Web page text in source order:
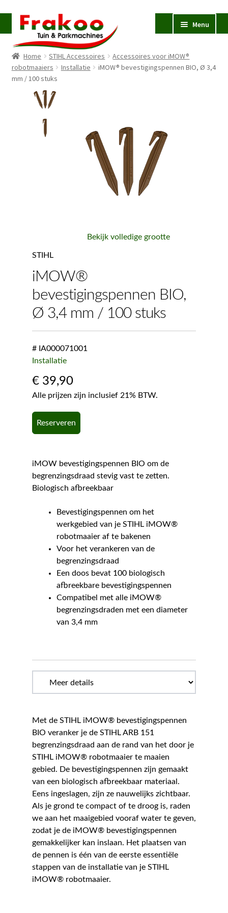
Ga
door
naar
navigatie
Ga
naar
de
inhoud
Menu
Homepage
Verkoop en Reparatie
Occasions
STIHL
Accessoires
Home STIHL Accessoires
Accessoires voor iMOW®
robotmaaiers
Installatie
iMOW® bevestigingspennen BIO, Ø 3,4
mm / 100 stuks
Bekijk volledige grootte
STIHL
iMOW®
bevestigingspennen BIO,
Ø 3,4 mm / 100 stuks
# IA000071001
Installatie
€39,90
Alle prijzen zijn inclusief 21% BTW.
Reserveren
iMOW bevestigingspennen BIO om de
begrenzingsdraad stevig vast te zetten.
Biologisch afbreekbaar
Bevestigingspennen om het
werkgebied van je STIHL iMOW®
robotmaaier af te bakenen
Voor het verankeren van de
begrenzingsdraad
Een doos bevat 100 biologisch
afbreekbare bevestigingspennen
Compatibel met alle iMOW®
begrenzingsdraden met een diameter
van 3,4 mm
Met de STIHL iMOW® bevestigingspennen
BIO veranker je de STIHL ARB 151
begrenzingsdraad aan de rand van het door je
STIHL iMOW® robotmaaier te maaien
gebied. De bevestigingspennen zijn gemaakt
van een biologisch afbreekbaar materiaal.
Eens ingeslagen, zijn ze nauwelijks zichtbaar.
Als je grond te compact of te droog is, raden
we aan het maaigebied vooraf water te geven,
zodat je de iMOW® bevestigingspennen
gemakkelijker kan inslaan. Het plaatsen van
de pennen is één van de eerste essentiële
stappen van de installatie van je STIHL
iMOW® robotmaaier.